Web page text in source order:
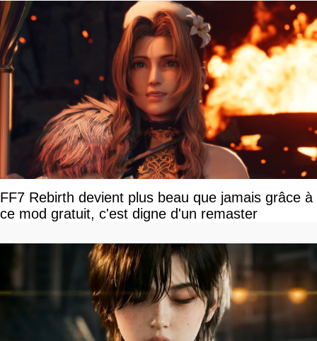
FF7 Rebirth devient plus beau que jamais grâce à
ce mod gratuit, c'est digne d'un remaster